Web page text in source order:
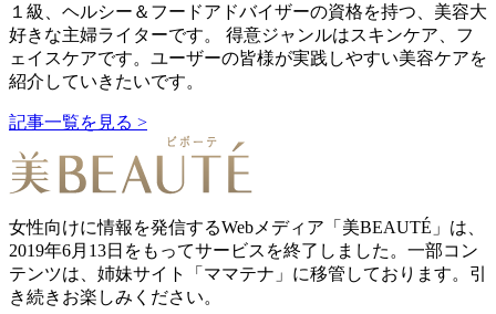
１級、ヘルシー＆フードアドバイザーの資格を持つ、美容大
好きな主婦ライターです。 得意ジャンルはスキンケア、フ
ェイスケアです。ユーザーの皆様が実践しやすい美容ケアを
紹介していきたいです。
記事一覧を見る >
女性向けに情報を発信するWebメディア「美BEAUTÉ」は、
2019年6月13日をもってサービスを終了しました。一部コン
テンツは、姉妹サイト「ママテナ」に移管しております。引
き続きお楽しみください。